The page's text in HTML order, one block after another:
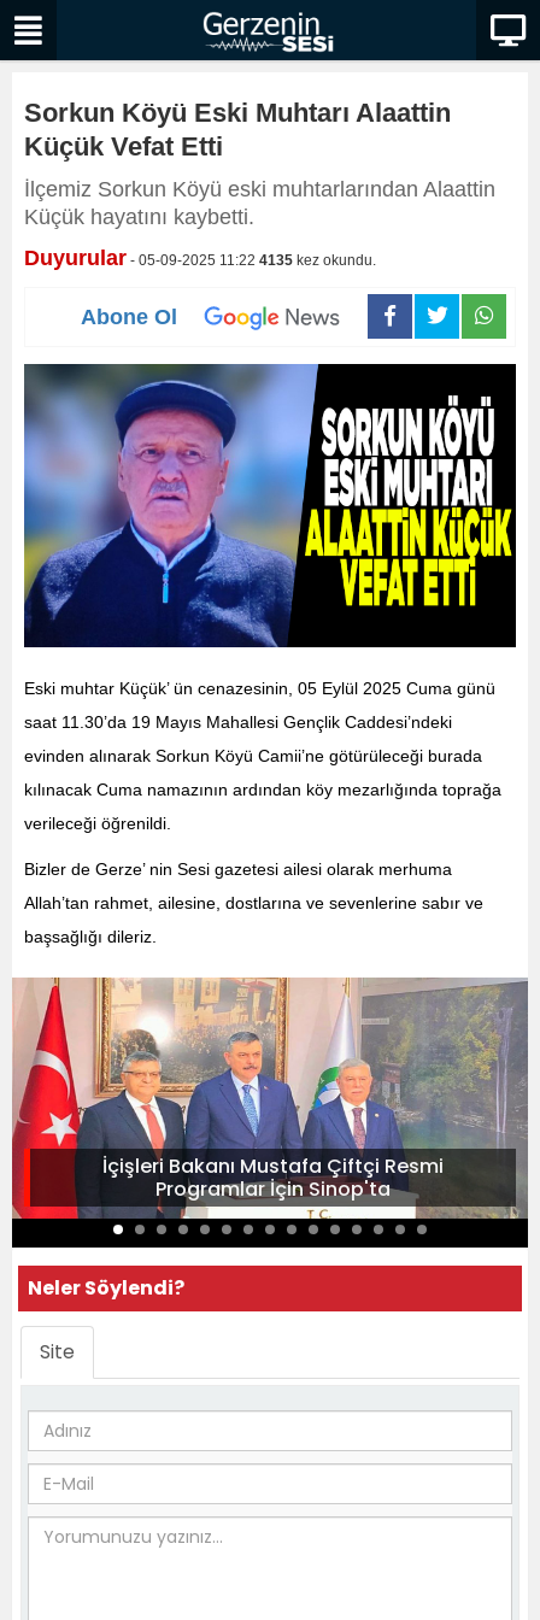
Sorkun Köyü Eski Muhtarı Alaattin
Küçük Vefat Etti
İlçemiz Sorkun Köyü eski muhtarlarından Alaattin
Küçük hayatını kaybetti.
Duyurular - 05-09-2025 11:22 4135 kez okundu.
Abone Ol
Eski muhtar Küçük’ ün cenazesinin, 05 Eylül 2025 Cuma günü
saat 11.30’da 19 Mayıs Mahallesi Gençlik Caddesi’ndeki
evinden alınarak Sorkun Köyü Camii’ne götürüleceği burada
kılınacak Cuma namazının ardından köy mezarlığında toprağa
verileceği öğrenildi.
Bizler de Gerze’ nin Sesi gazetesi ailesi olarak merhuma
Allah’tan rahmet, ailesine, dostlarına ve sevenlerine sabır ve
başsağlığı dileriz.
İçişleri Bakanı Mustafa Çiftçi Resmi
Programlar İçin Sinop'ta
Neler Söylendi?
Site